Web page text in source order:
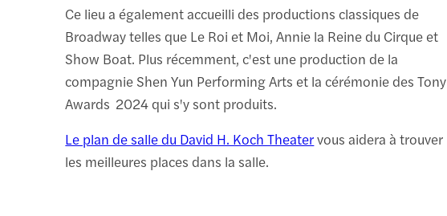
Ce lieu a également accueilli des productions classiques de
Broadway telles que Le Roi et Moi, Annie la Reine du Cirque et
Show Boat. Plus récemment, c'est une production de la
compagnie Shen Yun Performing Arts et la cérémonie des Tony
Awards 2024 qui s'y sont produits.
Le plan de salle du David H. Koch Theatervous aidera à trouver
les meilleures places dans la salle.